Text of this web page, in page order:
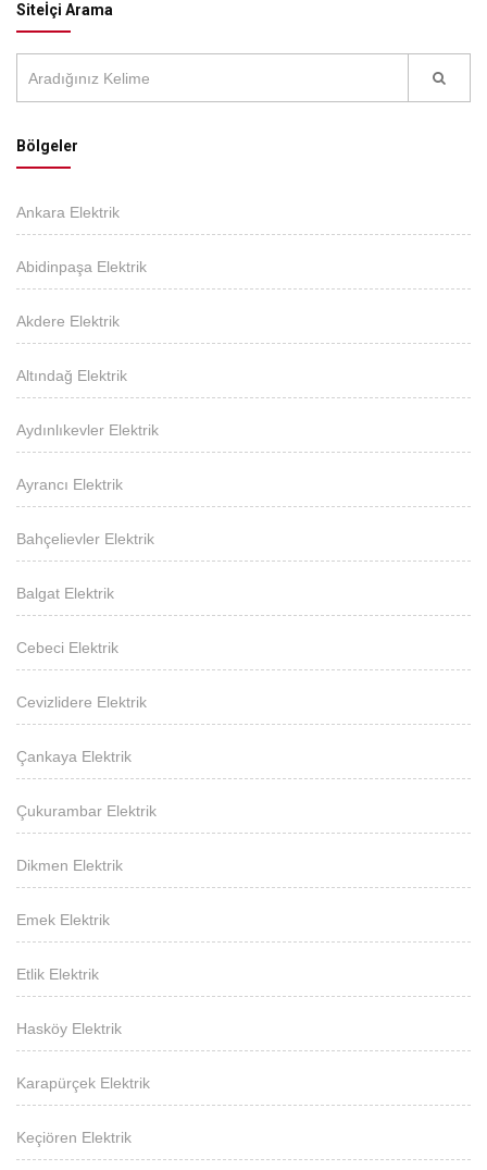
Siteİçi Arama
Bölgeler
Ankara Elektrik
Abidinpaşa Elektrik
Akdere Elektrik
Altındağ Elektrik
Aydınlıkevler Elektrik
Ayrancı Elektrik
Bahçelievler Elektrik
Balgat Elektrik
Cebeci Elektrik
Cevizlidere Elektrik
Çankaya Elektrik
Çukurambar Elektrik
Dikmen Elektrik
Emek Elektrik
Etlik Elektrik
Hasköy Elektrik
Karapürçek Elektrik
Keçiören Elektrik